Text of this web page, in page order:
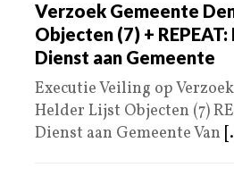
Verzoek Gemeente
Objecten (7) +
Dienst aan Gemeente
Executie Veiling op
Helder Lijst Objecten (7)
Dienst aan Gemeente Van